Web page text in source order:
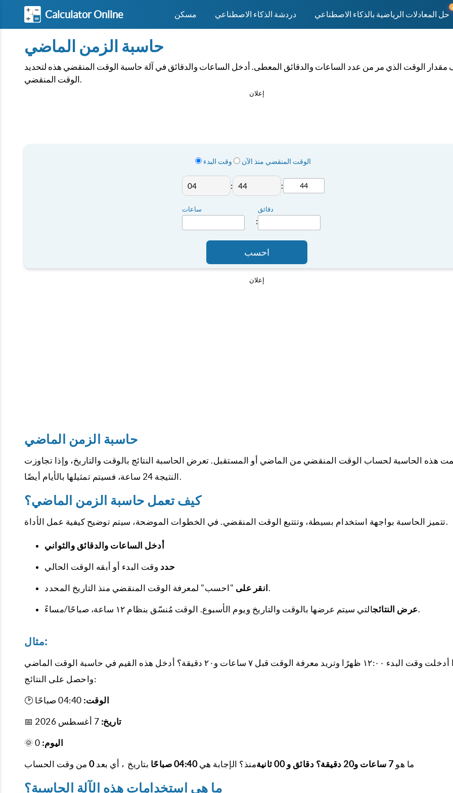
Calculator Online مسكن دردشة الذكاء الاصطناعي حل المعادلات الرياضية بالذكاء الاصطناعي
حاسبة الزمن الماضي
الوقت الذي مر من عدد الساعات والدقائق المعطى. أدخل الساعات والدقائق في آلة حاسبة الوقت المنقضي هذه لتحديد
الوقت المنقضي.
إعلان
الوقت المنقضي منذ الآن وقت البدء
: :
ساعات
:
دقائق
احسب
إعلان
حاسبة الزمن الماضي
هذه الحاسبة لحساب الوقت المنقضي من الماضي أو المستقبل. تعرض الحاسبة النتائج بالوقت والتاريخ، وإذا تجاوزت
النتيجة 24 ساعة، فسيتم تمثيلها بالأيام أيضًا.
كيف تعمل حاسبة الزمن الماضي؟
تتميز الحاسبة بواجهة استخدام بسيطة، وتتتبع الوقت المنقضي. في الخطوات الموضحة، سيتم توضيح كيفية عمل الأداة.
أدخل الساعات والدقائق والثواني
حدد وقت البدء أو أبقه الوقت الحالي
انقر على"احسب" لمعرفة الوقت المنقضي منذ التاريخ المحدد.
عرض النتائجالتي سيتم عرضها بالوقت والتاريخ ويوم الأسبوع. الوقت مُنسّق بنظام ١٢ ساعة، صباحًا/مساءً.
مثال:
إذا أدخلت وقت البدء ١٢:٠٠ ظهرًا وتريد معرفة الوقت قبل ٧ ساعات و٢٠ دقيقة؟ أدخل هذه القيم في حاسبة الوقت الماضي
واحصل على النتائج:
🕑 الوقت:
📅 تاريخ: 7 أغسطس 2026
🌞 اليوم:
ما هو 7 ساعات و20 دقيقة؟ دقائق و 00 ثانية منذ؟ الإجابة هي04:40 صباحًا بتاريخ ، أي بعد0 من وقت الحساب
ما هي استخدامات هذه الآلة الحاسبة؟